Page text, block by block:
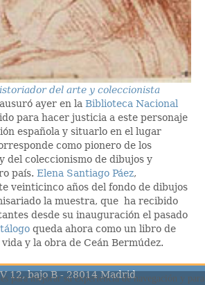
del arte y coleccionista
ayer en la Biblioteca Nacional
para hacer justicia a este personaje
española y situarlo en el lugar
como pionero de los
del coleccionismo de dibujos y
país. Elena Santiago Páez,
veinticinco años del fondo de dibujos
la muestra, que ha recibido
desde su inauguración el pasado
queda ahora como un libro de
y la obra de Ceán Bermúdez.
12, bajo B - 28014 Madrid